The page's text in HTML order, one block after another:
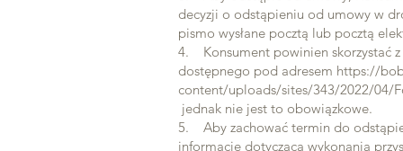
decyzji o odstąpieniu od umowy w
pismo wysłane pocztą lub pocztą
4. Konsument powinien skorzystać
dostępnego pod adresem https://
content/uploads/sites/343/2022/04/
jednak nie jest to obowiązkowe.
5. Aby zachować termin do
informację dotyczącą wykonania